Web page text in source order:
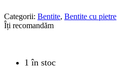
Categorii: Bentite, Bentite cu pietre
Îți recomandăm
1 în stoc